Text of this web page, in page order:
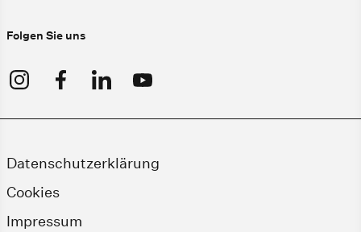
Folgen Sie uns
Datenschutzerklärung
Cookies
Impressum